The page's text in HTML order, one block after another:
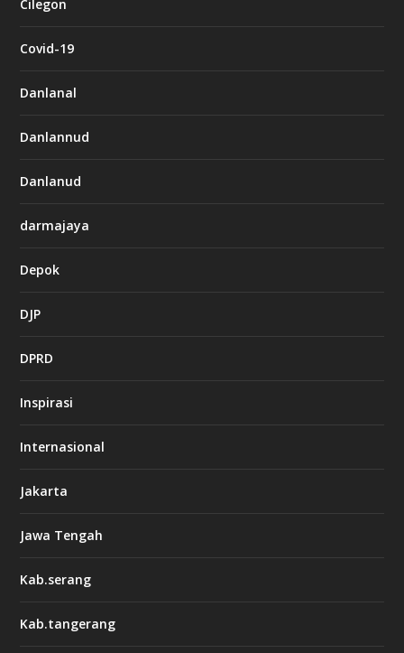
Cilegon
Covid-19
Danlanal
Danlannud
Danlanud
darmajaya
Depok
DJP
DPRD
Inspirasi
Internasional
Jakarta
Jawa Tengah
Kab.serang
Kab.tangerang